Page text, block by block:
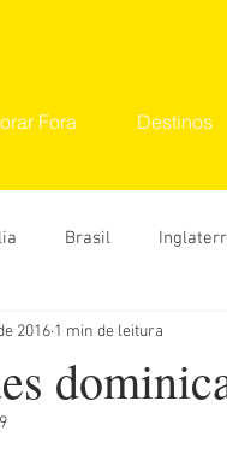
Fora Destinos
Brasil
Seu Lugar
2016 1 min de leitura